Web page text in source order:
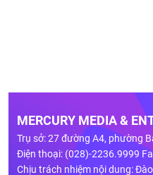
MERCURY MEDIA &
Trụ sở: 27 đường A4, phường
Điện thoại: (028)-2236.9999
Chịu trách nhiệm nội dung: